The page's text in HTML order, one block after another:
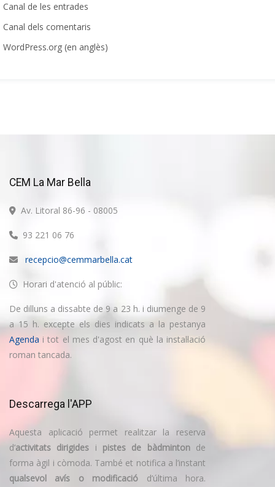
Canal de les entrades
Canal dels comentaris
WordPress.org (en anglès)
CEM La Mar Bella
Av. Litoral 86-96 - 08005
93 221 06 76
recepcio@cemmarbella.cat
Horari d'atenció al públic:
De dilluns a dissabte de 9 a 23 h. i diumenge de 9
a 15 h. excepte els dies indicats a la pestanya
Agenda i tot el mes d'agost en què la instal·lació
roman tancada.
Descarrega l'APP
Aquesta aplicació permet realitzar la reserva
d’activitats dirigides i pistes de bàdmintonde
forma àgil i còmoda. També et notifica a l’instant
qualsevol avís o modificació d’última hora.